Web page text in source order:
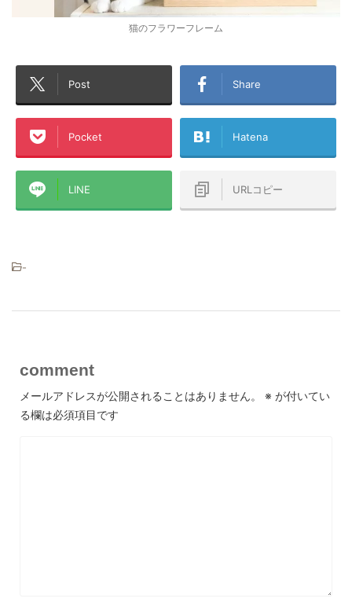
猫のフラワーフレーム
Post Share
Pocket Hatena
LINE URLコピー
-
comment
メールアドレスが公開されることはありません。 ※ が付いてい
る欄は必須項目です